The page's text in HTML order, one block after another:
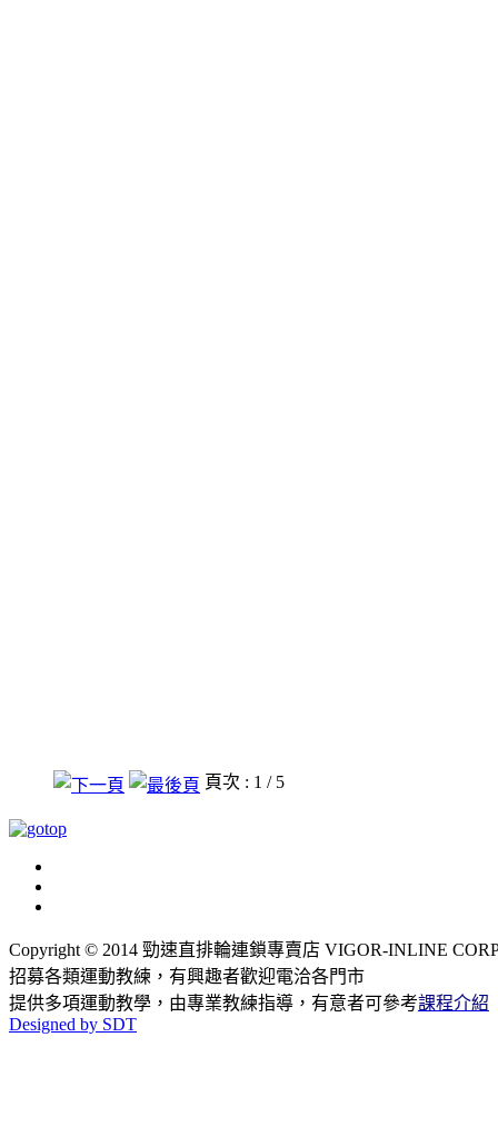
頁次 : 1 / 5
Copyright © 2014 勁速直排輪連鎖專賣店 VIGOR-INLINE
招募各類運動教練，有興趣者歡迎電洽各門市
提供多項運動教學，由專業教練指導，有意者可參考課程介紹
Designed by SDT